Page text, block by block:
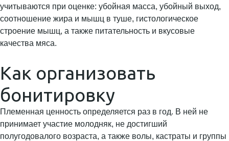
учитываются при оценке: убойная масса, убойный выход,
соотношение жира и мышц в туше, гистологическое
строение мышц, а также питательность и вкусовые
качества мяса.
Как организовать
бонитировку
Племенная ценность определяется раз в год. В ней не
принимает участие молодняк, не достигший
полугодовалого возраста, а также волы, кастраты и группы